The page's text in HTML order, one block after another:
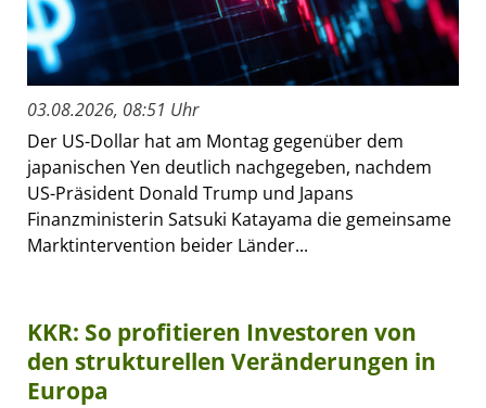
03.08.2026, 08:51 Uhr
Der US-Dollar hat am Montag gegenüber dem
japanischen Yen deutlich nachgegeben, nachdem
US-Präsident Donald Trump und Japans
Finanzministerin Satsuki Katayama die gemeinsame
Marktintervention beider Länder...
KKR: So profitieren Investoren von
den strukturellen Veränderungen in
Europa